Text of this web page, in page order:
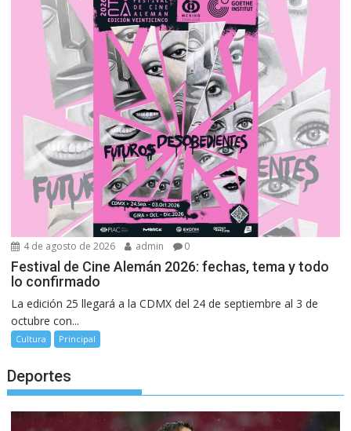
4 de agosto de 2026 admin 0
Festival de Cine Alemán 2026: fechas, tema y todo
lo confirmado
La edición 25 llegará a la CDMX del 24 de septiembre al 3 de
octubre con...
Cultura Principal
Deportes